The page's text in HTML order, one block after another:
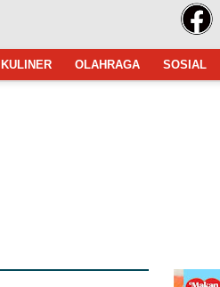
KULINER OLAHRAGA SOSIAL